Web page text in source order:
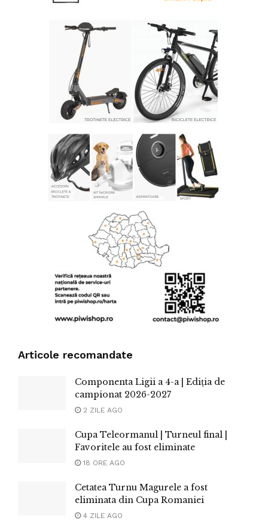
Articole recomandate
Componenta Ligii a 4-a | Ediția de
campionat 2026-2027
2 ZILE AGO
Cupa Teleormanul | Turneul final |
Favoritele au fost eliminate
18 ORE AGO
Cetatea Turnu Magurele a fost
eliminata din Cupa Romaniei
4 ZILE AGO